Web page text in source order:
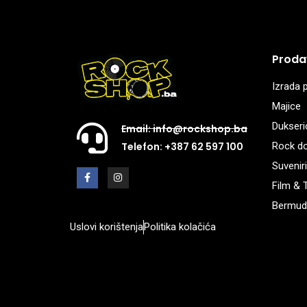
Email: info@rockshop.ba
Telefon: +387 62 597 100
Izrada
Majice
Rock
Suveniri
Film &
Uslovi korištenjaPolitika kolačića